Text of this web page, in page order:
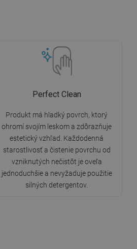
Perfect Clean
Produkt má hladký povrch, ktorý
ohromí svojím leskom a zdôrazňuje
estetický vzhľad. Každodenná
starostlivosť a čistenie povrchu od
vzniknutých nečistôt je oveľa
jednoduchšie a nevyžaduje použitie
silných detergentov.